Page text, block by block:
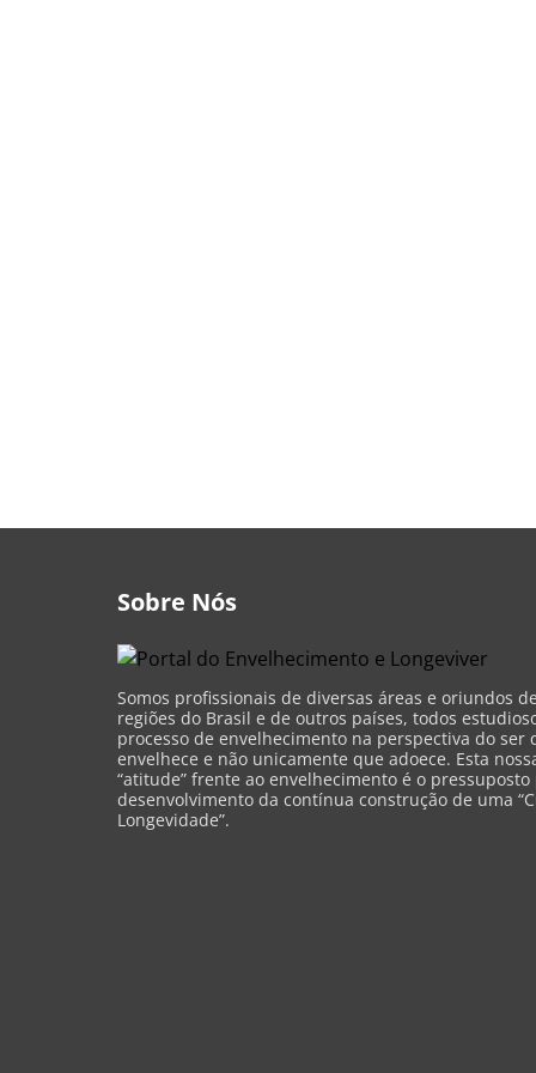
Sobre Nós
Somos profissionais de diversas áreas e oriundos
regiões do Brasil e de outros países, todos
processo de envelhecimento na perspectiva do ser
envelhece e não unicamente que adoece. Esta
“atitude” frente ao envelhecimento é o pressuposto
desenvolvimento da contínua construção de uma
Longevidade”.